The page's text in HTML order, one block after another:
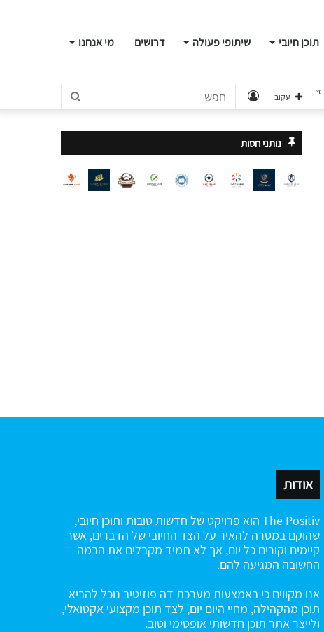
תוכן חיובי שיתופי פעולה דרושים מי אנחנו
חפש התחבר עקוב ℃
נותני חסות
אודות
The Positiv הוא פרויקט של חדשות טובות ותוכן חיובי,
שהוקם במטרה להאיר על הצד החיובי של הדברים, אשר
קיימים וקורים כל יום, אך לא תמיד מקבלים את הבמה
החשובה המגיעה להם.
אנו מקווים כי באמצעות מערכת דה פוזיטיב נוכל להביא
תוכן מהקהילה, מחיי היום יום, לצד תוכן מקצועי אקטואלי,
ולייצר אתר תוכן חדשותי אופטימי וטוב.